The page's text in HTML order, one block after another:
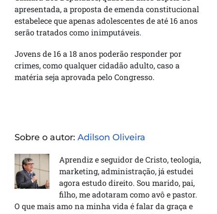
apresentada, a proposta de emenda constitucional
estabelece que apenas adolescentes de até 16 anos
serão tratados como inimputáveis.
Jovens de 16 a 18 anos poderão responder por
crimes, como qualquer cidadão adulto, caso a
matéria seja aprovada pelo Congresso.
Sobre o autor: Adilson Oliveira
Aprendiz e seguidor de Cristo, teologia,
marketing, administração, já estudei
agora estudo direito. Sou marido, pai,
filho, me adotaram como avô e pastor.
O que mais amo na minha vida é falar da graça e